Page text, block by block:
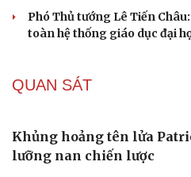
Cải chính
Tại sao Mỹ bất ngờ ngừng
Trump từng rất cả quyết?
Nga trên biển
Bảo đảm an ninh mạng